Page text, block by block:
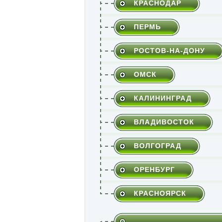
КРАСНОДАР
ПЕРМЬ
РОСТОВ-НА-ДОНУ
ОМСК
КАЛИНИНГРАД
ВЛАДИВОСТОК
ВОЛГОГРАД
ОРЕНБУРГ
КРАСНОЯРСК